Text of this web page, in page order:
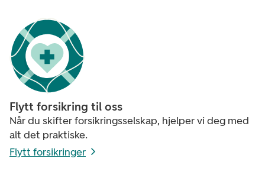
Flytt forsikring til oss
Når du skifter forsikringsselskap, hjelper vi deg med
alt det praktiske.
Flytt forsikringer